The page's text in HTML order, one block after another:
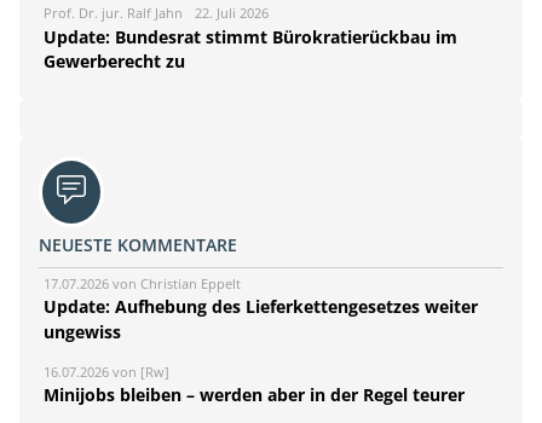
Prof. Dr. jur. Ralf Jahn 22. Juli 2026
Update: Bundesrat stimmt Bürokratierückbau im
Gewerberecht zu
NEUESTE KOMMENTARE
17.07.2026 von Christian Eppelt
Update: Aufhebung des Lieferkettengesetzes weiter
ungewiss
16.07.2026 von [Rw]
Minijobs bleiben – werden aber in der Regel teurer